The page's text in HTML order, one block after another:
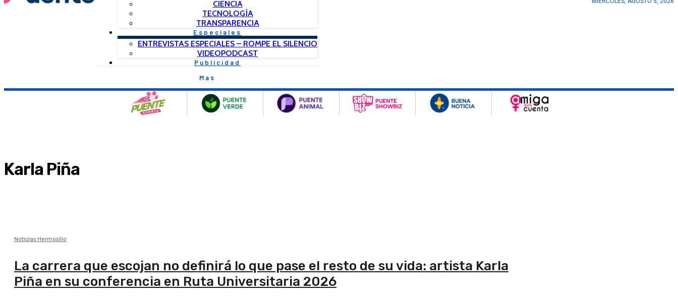
CIENCIA
TECNOLOGÍA
TRANSPARENCIA
Especiales
ENTREVISTAS ESPECIALES – ROMPE EL SILENCIO
VIDEOPODCAST
Publicidad
Mas
Karla Piña
Noticias Hermosillo
La carrera que escojan no definirá lo que pase el resto de su vida: artista Karla
Piña en su conferencia en Ruta Universitaria 2026